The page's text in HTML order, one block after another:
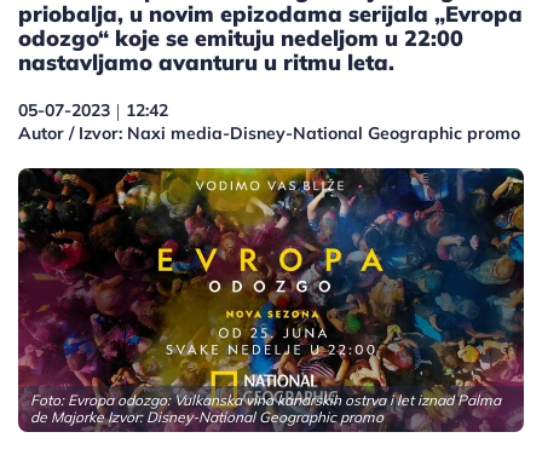
priobalja, u novim epizodama serijala „Evropa
odozgo“ koje se emituju nedeljom u 22:00
nastavljamo avanturu u ritmu leta.
05-07-2023 | 12:42
Autor / Izvor: Naxi media-Disney-National Geographic promo
Foto: Evropa odozgo: Vulkanska vina kanarskih ostrva i let iznad Palma
de Majorke Izvor: Disney-National Geographic promo